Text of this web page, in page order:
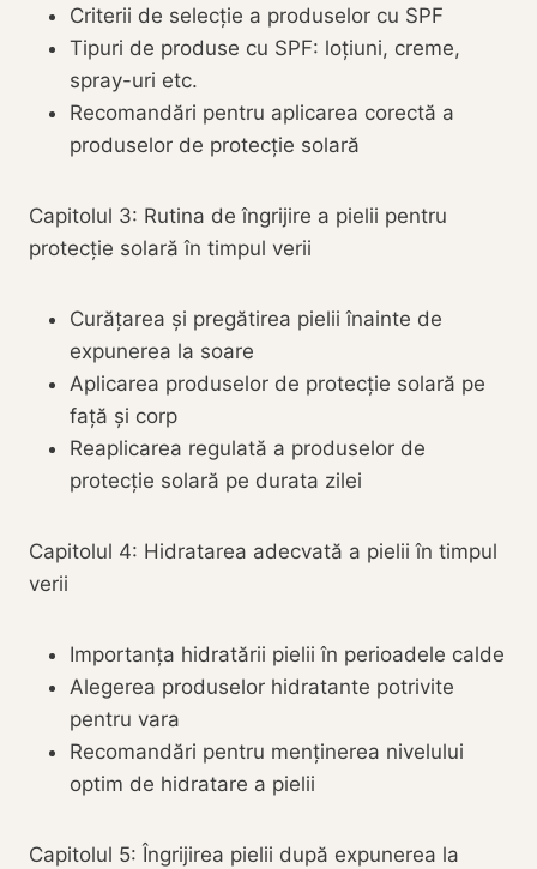
Criterii de selecție a produselor cu SPF
Tipuri de produse cu SPF: loțiuni, creme,
spray-uri etc.
Recomandări pentru aplicarea corectă a
produselor de protecție solară
Capitolul 3: Rutina de îngrijire a pielii pentru
protecție solară în timpul verii
Curățarea și pregătirea pielii înainte de
expunerea la soare
Aplicarea produselor de protecție solară pe
față și corp
Reaplicarea regulată a produselor de
protecție solară pe durata zilei
Capitolul 4: Hidratarea adecvată a pielii în timpul
verii
Importanța hidratării pielii în perioadele calde
Alegerea produselor hidratante potrivite
pentru vara
Recomandări pentru menținerea nivelului
optim de hidratare a pielii
Capitolul 5: Îngrijirea pielii după expunerea la